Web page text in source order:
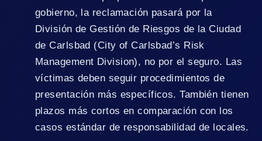
gobierno, la reclamación pasará por la
División de Gestión de Riesgos de la Ciudad
de Carlsbad (City of Carlsbad’s Risk
Management Division), no por el seguro. Las
víctimas deben seguir procedimientos de
presentación más específicos. También tienen
plazos más cortos en comparación con los
casos estándar de responsabilidad de locales.